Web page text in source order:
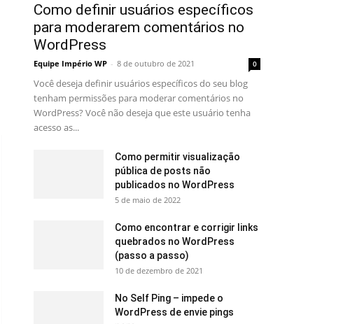
Como definir usuários específicos
para moderarem comentários no
WordPress
Equipe Império WP - 8 de outubro de 2021 0
Você deseja definir usuários específicos do seu blog
tenham permissões para moderar comentários no
WordPress? Você não deseja que este usuário tenha
acesso as...
Como permitir visualização
pública de posts não
publicados no WordPress
5 de maio de 2022
Como encontrar e corrigir links
quebrados no WordPress
(passo a passo)
10 de dezembro de 2021
No Self Ping – impede o
WordPress de envie pings